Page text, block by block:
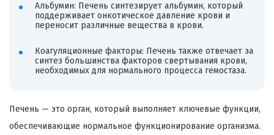
Альбумин: Печень синтезирует альбумин, который
поддерживает онкотическое давление крови и
переносит различные вещества в крови.
Коагуляционные факторы: Печень также отвечает за
синтез большинства факторов свертывания крови,
необходимых для нормального процесса гемостаза.
Печень — это орган, который выполняет ключевые функции,
обеспечивающие нормальное функционирование организма.